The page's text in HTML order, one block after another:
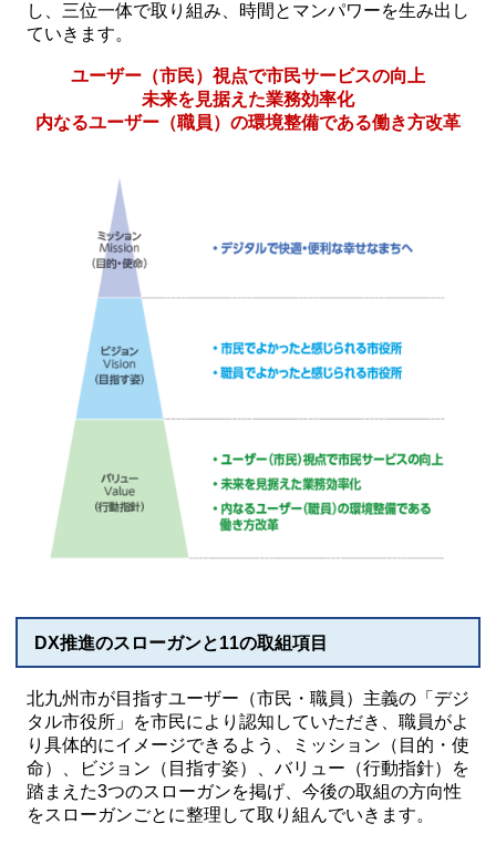
し、三位一体で取り組み、時間とマンパワーを生み出し
ていきます。
ユーザー（市民）視点で市民サービスの向上
未来を見据えた業務効率化
内なるユーザー（職員）の環境整備である働き方改革
DX推進のスローガンと11の取組項目
北九州市が目指すユーザー（市民・職員）主義の「デジ
タル市役所」を市民により認知していただき、職員がよ
り具体的にイメージできるよう、ミッション（目的・使
命）、ビジョン（目指す姿）、バリュー（行動指針）を
踏まえた3つのスローガンを掲げ、今後の取組の方向性
をスローガンごとに整理して取り組んでいきます。